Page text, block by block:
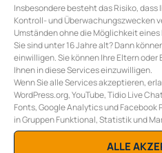
Insbesondere besteht das Risiko, dass
Kontroll- und Überwachungszwecken
Umständen ohne die Möglichkeit
Sie sind unter 16 Jahre alt? Dann
einwilligen. Sie können Ihre Eltern
Ihnen in diese Services einzuwilligen.
Wenn Sie alle Services akzeptieren,
WordPress.org, YouTube, Tidio Live
Fonts, Google Analytics und Facebook
in Gruppen Funktional, Statistik und
ALLE
SCHREIBEN SIE EINEN
Sie müssenangemeldetsein,
abzugeben.
COLLECTIVE ENERGY
Burggasse 117/10
A-1070 Wien
office@collective-